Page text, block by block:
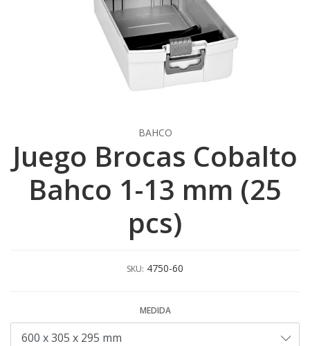
BAHCO
Juego Brocas Cobalto
Bahco 1-13 mm (25
pcs)
SKU: 4750-60
MEDIDA